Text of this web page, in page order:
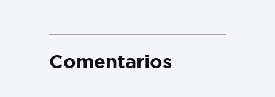
Comentarios